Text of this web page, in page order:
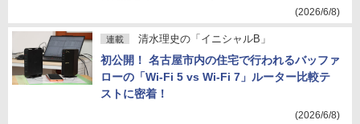
(2026/6/8)
連載 清水理史の「イニシャルB」
初公開！ 名古屋市内の住宅で行われるバッファ
ローの「Wi-Fi 5 vs Wi-Fi 7」ルーター比較テ
ストに密着！
(2026/6/8)